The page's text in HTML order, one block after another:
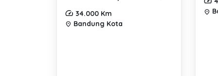
34.000 Km
location_on Bandung Kota
location_on